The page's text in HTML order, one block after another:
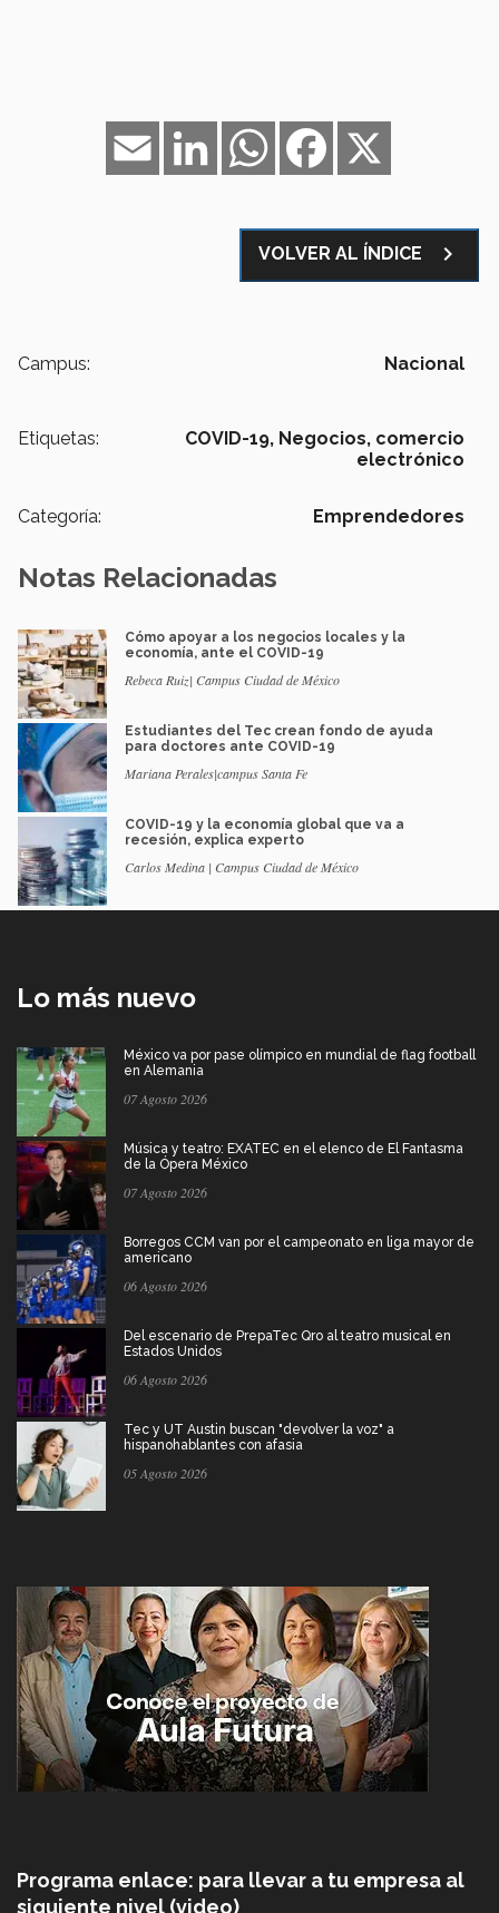
Facebook
WhatsApp
LinkedIn
Email
VOLVER AL ÍNDICE navigate_next
Campus: Nacional
Etiquetas: COVID-19, Negocios, comercio
electrónico
Categoría: Emprendedores
Notas Relacionadas
Cómo apoyar a los negocios locales y la
economía, ante el COVID-19
Rebeca Ruiz| Campus Ciudad de México
Estudiantes del Tec crean fondo de ayuda
para doctores ante COVID-19
Mariana Perales|campus Santa Fe
COVID-19 y la economía global que va a
recesión, explica experto
Carlos Medina | Campus Ciudad de México
Lo más nuevo
México va por pase olímpico en mundial de flag football
en Alemania
07 Agosto 2026
Música y teatro: EXATEC en el elenco de El Fantasma
de la Ópera México
07 Agosto 2026
Borregos CCM van por el campeonato en liga mayor de
americano
06 Agosto 2026
Del escenario de PrepaTec Qro al teatro musical en
Estados Unidos
06 Agosto 2026
Tec y UT Austin buscan "devolver la voz" a
hispanohablantes con afasia
05 Agosto 2026
Programa enlace: para llevar a tu empresa al
siguiente nivel (video)